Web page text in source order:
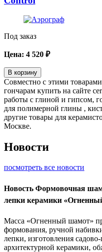
Под заказ
Цена: 4 520 ₽
В корзину
Совместно с этими
гончарам купить на сайте
работы с глиной и гипсом,
для полимерной глины ,
другие товары для
Москве.
Новости
посмотреть все новости
Новость Формовочная
лепки керамики
Масса «Огненный шамот»
формования, ручной
лепки, изготовления
архитектурной керамики,